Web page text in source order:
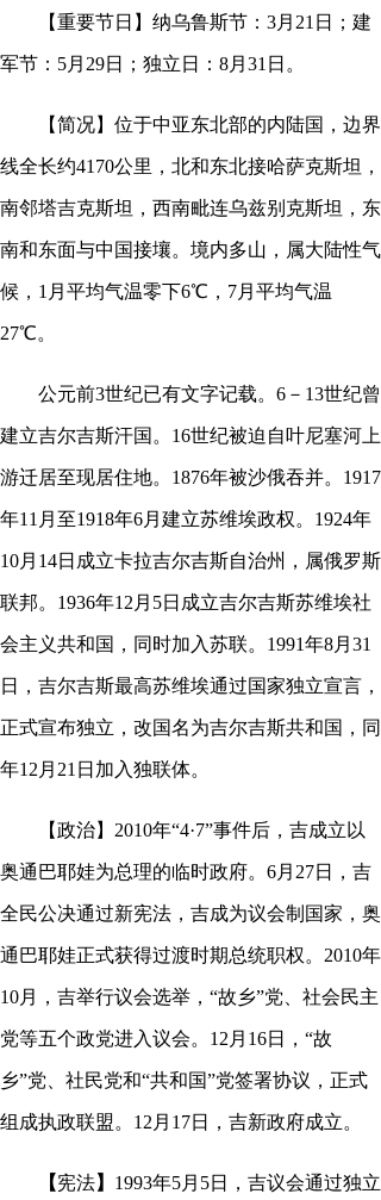
【重要节日】纳乌鲁斯节：3月21日；建
军节：5月29日；独立日：8月31日。
【简况】位于中亚东北部的内陆国，边界
线全长约4170公里，北和东北接哈萨克斯坦，
南邻塔吉克斯坦，西南毗连乌兹别克斯坦，东
南和东面与中国接壤。境内多山，属大陆性气
候，1月平均气温零下6℃，7月平均气温
27℃。
公元前3世纪已有文字记载。6－13世纪曾
建立吉尔吉斯汗国。16世纪被迫自叶尼塞河上
游迁居至现居住地。1876年被沙俄吞并。1917
年11月至1918年6月建立苏维埃政权。1924年
10月14日成立卡拉吉尔吉斯自治州，属俄罗斯
联邦。1936年12月5日成立吉尔吉斯苏维埃社
会主义共和国，同时加入苏联。1991年8月31
日，吉尔吉斯最高苏维埃通过国家独立宣言，
正式宣布独立，改国名为吉尔吉斯共和国，同
年12月21日加入独联体。
【政治】2010年“4·7”事件后，吉成立以
奥通巴耶娃为总理的临时政府。6月27日，吉
全民公决通过新宪法，吉成为议会制国家，奥
通巴耶娃正式获得过渡时期总统职权。2010年
10月，吉举行议会选举，“故乡”党、社会民主
党等五个政党进入议会。12月16日，“故
乡”党、社民党和“共和国”党签署协议，正式
组成执政联盟。12月17日，吉新政府成立。
【宪法】 1993年5月5日，吉议会通过独立